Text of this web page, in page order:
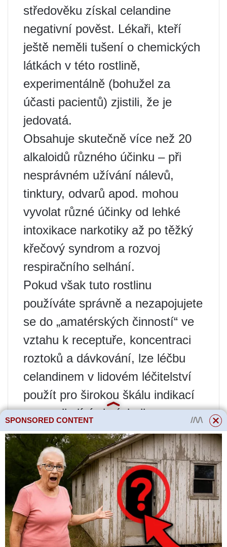
středověku získal celandine
negativní pověst. Lékaři, kteří
ještě neměli tušení o chemických
látkách v této rostlině,
experimentálně (bohužel za
účasti pacientů) zjistili, že je
jedovatá.
Obsahuje skutečně více než 20
alkaloidů různého účinku – při
nesprávném užívání nálevů,
tinktury, odvarů apod. mohou
vyvolat různé účinky od lehké
intoxikace narkotiky až po těžký
křečový syndrom a rozvoj
respiračního selhání.
Pokud však tuto rostlinu
používáte správně a nezapojujete
se do „amatérských činností“ ve
vztahu k receptuře, koncentraci
roztoků a dávkování, lze léčbu
celandinem v lidovém léčitelství
použít pro širokou škálu indikací
a s vynikajícími výsledky.
Pro sklizeň trávy se sběr
vlaštovičníku provádí v období
jeho aktivního kvetení – vrcholy
spolu s květy o celkové délce až
15 cm jsou vhodné k sušení.
Léčivé vlastnosti celandinu
SPONSORED CONTENT